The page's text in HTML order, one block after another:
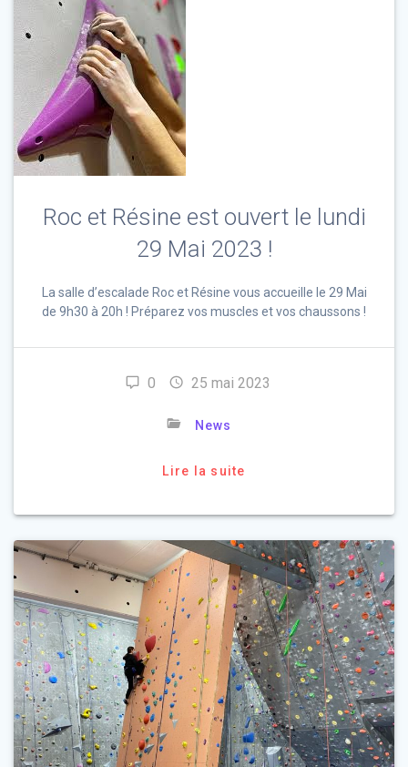
Roc et Résine est ouvert le lundi
29 Mai 2023 !
La salle d’escalade Roc et Résine vous accueille le 29 Mai
de 9h30 à 20h ! Préparez vos muscles et vos chaussons !
0 25 mai 2023
News
Lire la suite